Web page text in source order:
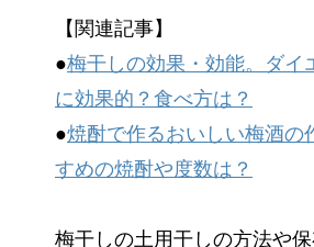
【関連記事】
●梅干しの効果・効能。ダイ
に効果的？食べ方は？
●焼酎で作るおいしい梅酒の
すめの焼酎や度数は？
梅干しの土用干しの方法や